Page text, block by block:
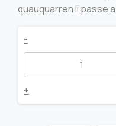
quauquarren li passe a
Guardar/campar
Èm
-
+